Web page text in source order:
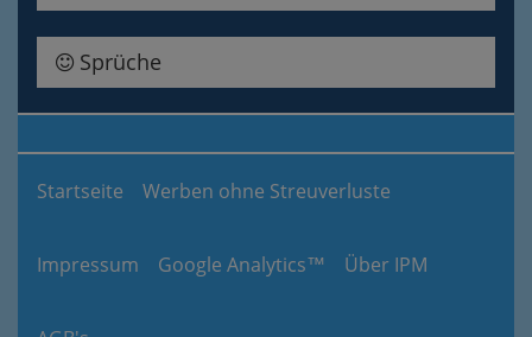
Sprüche
Startseite Werben ohne Streuverluste
Impressum Google Analytics™ Über IPM